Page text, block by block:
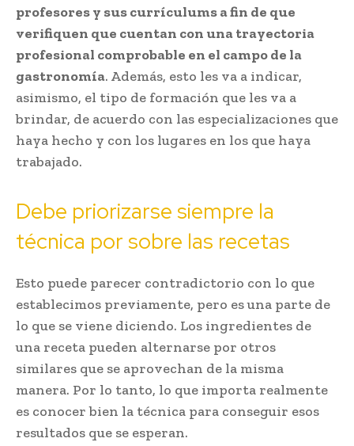
profesores y sus currículums a fin de que
verifiquen que cuentan con una trayectoria
profesional comprobable en el campo de la
gastronomía. Además, esto les va a indicar,
asimismo, el tipo de formación que les va a
brindar, de acuerdo con las especializaciones que
haya hecho y con los lugares en los que haya
trabajado.
Debe priorizarse siempre la
técnica por sobre las recetas
Esto puede parecer contradictorio con lo que
establecimos previamente, pero es una parte de
lo que se viene diciendo. Los ingredientes de
una receta pueden alternarse por otros
similares que se aprovechan de la misma
manera. Por lo tanto, lo que importa realmente
es conocer bien la técnica para conseguir esos
resultados que se esperan.